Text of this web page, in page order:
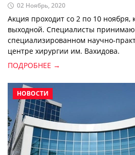
02 Ноябрь, 2020
Акция проходит со 2 по 10 ноября,
выходной. Специалисты
специализированном научно-
центре хирургии им. Вахидова.
ПОДРОБНЕЕ →
НОВОСТИ